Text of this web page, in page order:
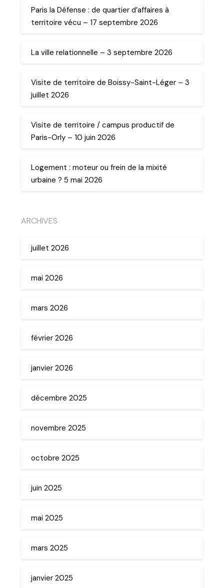
Paris la Défense : de quartier d’affaires à
territoire vécu – 17 septembre 2026
La ville relationnelle – 3 septembre 2026
Visite de territoire de Boissy-Saint-Léger – 3
juillet 2026
Visite de territoire / campus productif de
Paris-Orly – 10 juin 2026
Logement : moteur ou frein de la mixité
urbaine ? 5 mai 2026
ARCHIVES
juillet 2026
mai 2026
mars 2026
février 2026
janvier 2026
décembre 2025
novembre 2025
octobre 2025
juin 2025
mai 2025
mars 2025
janvier 2025